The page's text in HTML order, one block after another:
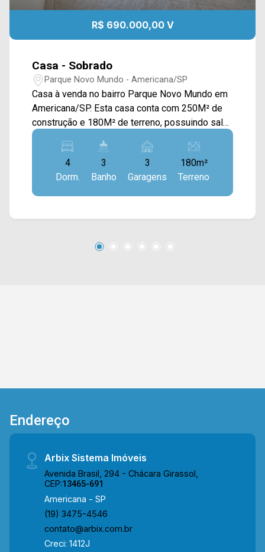
R$ 690.000,00 V
Casa - Sobrado
Parque Novo Mundo - Americana/SP
Casa à venda no bairro Parque Novo Mundo em
Americana/SP. Esta casa conta com 250M² de
construção e 180M² de terreno, possuindo sala
de estar e de jantar integradas, cozinha
planejada, espaço gourmet com churrasqueira,
forno, fogão a lenha, piscina e área de serviço. >
04 quartos, sendo 03 suítes; > 04 banheiros,
sendo 01 social; > 03 vagas de garagem;
de Cillo e Av. Campos do Jordão. Esta região
Freire e supermercado Novo Mundo. Entre em
4
Dorm.
3
Banho
3
Garagens
180m²
Terreno
Endereço
Arbix Sistema Imóveis
Avenida Brasil, 294 - Chácara Girassol,
CEP:13465-691
Americana - SP
(19) 3475-4546
contato@arbix.com.br
Creci: 1412J